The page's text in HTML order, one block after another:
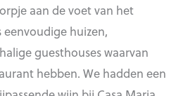
aan de voet van het
eenvoudige huizen,
guesthouses waarvan
hebben. We hadden een